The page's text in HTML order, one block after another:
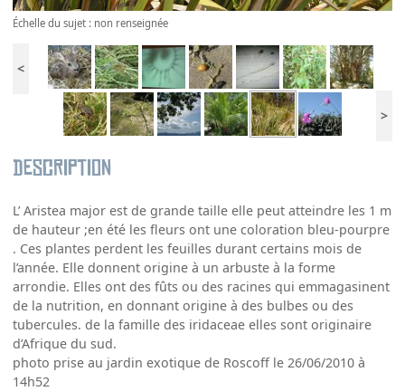
Échelle du sujet : non renseignée
<
>
Description
L’ Aristea major est de grande taille elle peut atteindre les 1 m
de hauteur ;en été les fleurs ont une coloration bleu-pourpre
. Ces plantes perdent les feuilles durant certains mois de
l’année. Elle donnent origine à un arbuste à la forme
arrondie. Elles ont des fûts ou des racines qui emmagasinent
de la nutrition, en donnant origine à des bulbes ou des
tubercules. de la famille des iridaceae elles sont originaire
d’Afrique du sud.
photo prise au jardin exotique de Roscoff le 26/06/2010 à
14h52